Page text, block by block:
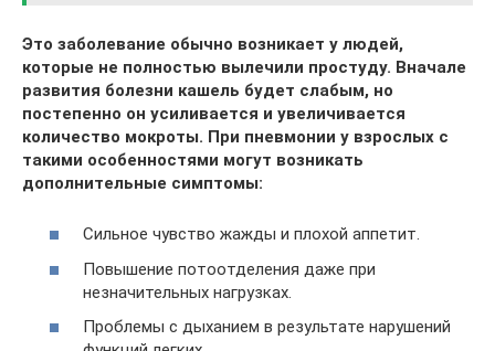
Это заболевание обычно возникает у людей,
которые не полностью вылечили простуду. Вначале
развития болезни кашель будет слабым, но
постепенно он усиливается и увеличивается
количество мокроты. При пневмонии у взрослых с
такими особенностями могут возникать
дополнительные симптомы:
Сильное чувство жажды и плохой аппетит.
Повышение потоотделения даже при
незначительных нагрузках.
Проблемы с дыханием в результате нарушений